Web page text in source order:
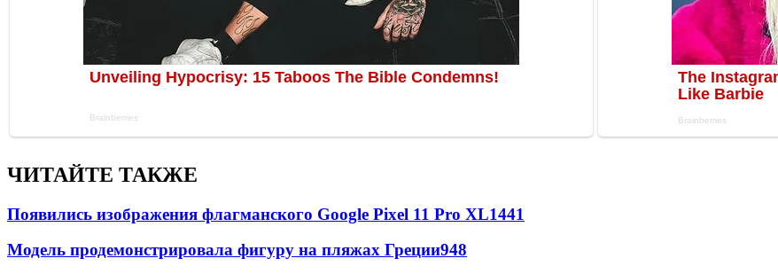
ЧИТАЙТЕ ТАКЖЕ
Появились изображения флагманского Google Pixel 11 Pro XL1441
Модель продемонстрировала фигуру на пляжах Греции948